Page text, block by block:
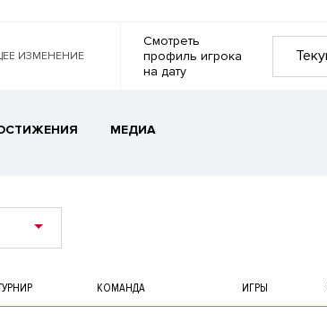
ИЗМЕНЕНИЕ
Смотреть
профиль игрока
на дату
МЕДИА
КОМАНДА ИГРЫ